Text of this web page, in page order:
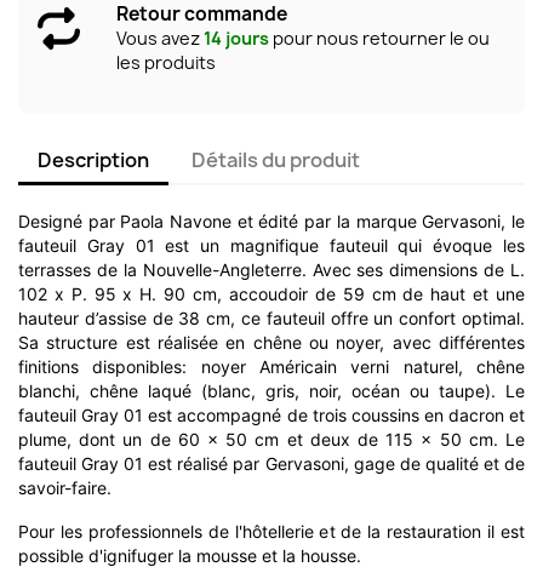
Retour commande
Vous avez14 jours pour nous retourner le ou
les produits
Description Détails du produit
Designé par Paola Navone et édité par la marque Gervasoni, le
fauteuil Gray 01 est un magnifique fauteuil qui évoque les
terrasses de la Nouvelle-Angleterre. Avec ses dimensions de L.
102 x P. 95 x H. 90 cm, accoudoir de 59 cm de haut et une
hauteur d’assise de 38 cm, ce fauteuil offre un confort optimal.
Sa structure est réalisée en chêne ou noyer, avec différentes
finitions disponibles: noyer Américain verni naturel, chêne
blanchi, chêne laqué (blanc, gris, noir, océan ou taupe). Le
fauteuil Gray 01 est accompagné de trois coussins en dacron et
plume, dont un de 60 x 50 cm et deux de 115 x 50 cm. Le
fauteuil Gray 01 est réalisé par Gervasoni, gage de qualité et de
savoir-faire.
Pour les professionnels de l'hôtellerie et de la restauration il est
possible d'ignifuger la mousse et la housse.